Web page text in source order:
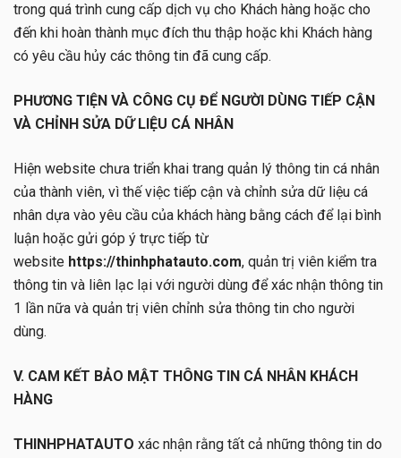
trong quá trình cung cấp dịch vụ cho Khách hàng hoặc cho
đến khi hoàn thành mục đích thu thập hoặc khi Khách hàng
có yêu cầu hủy các thông tin đã cung cấp.
PHƯƠNG TIỆN VÀ CÔNG CỤ ĐỂ NGƯỜI DÙNG TIẾP CẬN
VÀ CHỈNH SỬA DỮ LIỆU CÁ NHÂN
Hiện website chưa triển khai trang quản lý thông tin cá nhân
của thành viên, vì thế việc tiếp cận và chỉnh sửa dữ liệu cá
nhân dựa vào yêu cầu của khách hàng bằng cách để lại bình
luận hoặc gửi góp ý trực tiếp từ
website https://thinhphatauto.com, quản trị viên kiểm tra
thông tin và liên lạc lại với người dùng để xác nhận thông tin
1 lần nữa và quản trị viên chỉnh sửa thông tin cho người
dùng.
V. CAM KẾT BẢO MẬT THÔNG TIN CÁ NHÂN KHÁCH
HÀNG
THINHPHATAUTO xác nhận rằng tất cả những thông tin do